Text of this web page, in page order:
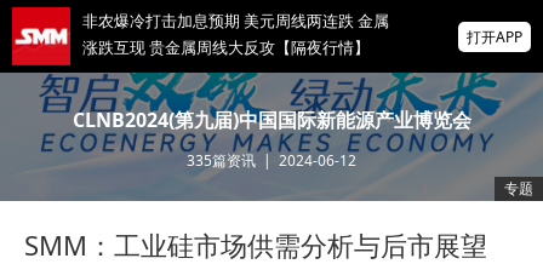
非农爆冷打击加息预期 美元周线两连跌 金属
涨跌互现 贵金属周线大反攻【隔夜行情】
2026 SMM锌业大会圆满落幕！大咖云集 共
寻锌行业破局发展新机遇
美国拟投30亿美元扶持关键矿产
掌上有色
打开APP
CLNB2024(第九届)中国国际新能源产业博览会
335篇资讯 | 2024-06-12
专题
SMM：工业硅市场供需分析与后市展望